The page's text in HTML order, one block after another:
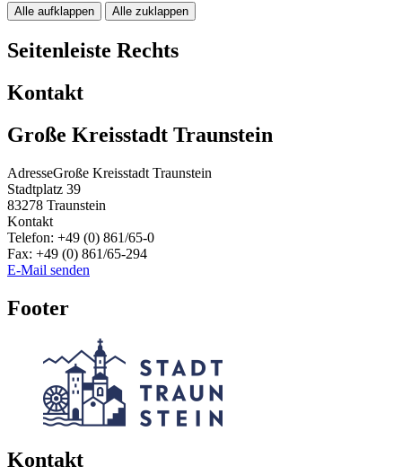
Alle aufklappen Alle zuklappen
Seitenleiste Rechts
Kontakt
Große Kreisstadt Traunstein
AdresseGroße Kreisstadt Traunstein
Stadtplatz 39
83278 Traunstein
Kontakt
Telefon: +49 (0) 861/65-0
Fax: +49 (0) 861/65-294
E-Mail senden
Footer
Kontakt